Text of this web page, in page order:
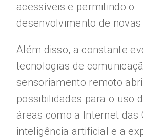
acessíveis e permitindo o
desenvolvimento de
Além disso, a constante
tecnologias de
sensoriamento remoto
possibilidades para o uso
áreas como a Internet das
inteligência artificial e a